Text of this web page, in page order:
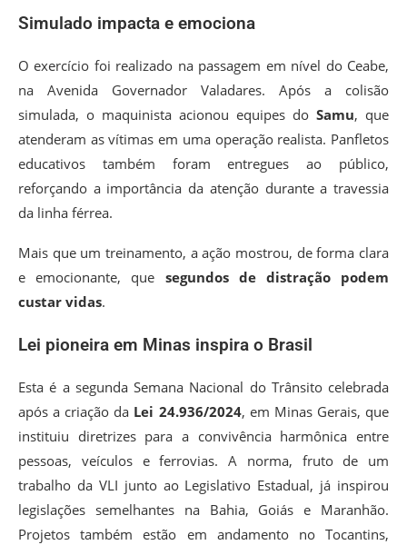
Simulado impacta e emociona
O exercício foi realizado na passagem em nível do Ceabe,
na Avenida Governador Valadares. Após a colisão
simulada, o maquinista acionou equipes do Samu, que
atenderam as vítimas em uma operação realista. Panfletos
educativos também foram entregues ao público,
reforçando a importância da atenção durante a travessia
da linha férrea.
Mais que um treinamento, a ação mostrou, de forma clara
e emocionante, que segundos de distração podem
custar vidas.
Lei pioneira em Minas inspira o Brasil
Esta é a segunda Semana Nacional do Trânsito celebrada
após a criação da Lei 24.936/2024, em Minas Gerais, que
instituiu diretrizes para a convivência harmônica entre
pessoas, veículos e ferrovias. A norma, fruto de um
trabalho da VLI junto ao Legislativo Estadual, já inspirou
legislações semelhantes na Bahia, Goiás e Maranhão.
Projetos também estão em andamento no Tocantins,